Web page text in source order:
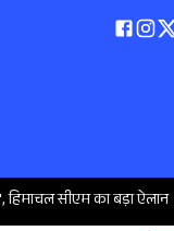
का बड़ा ऐलान